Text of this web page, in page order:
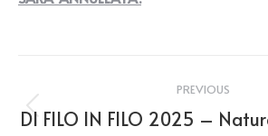
navigation
PREVIOUS
Previous
DI FILO IN FILO 2025 –